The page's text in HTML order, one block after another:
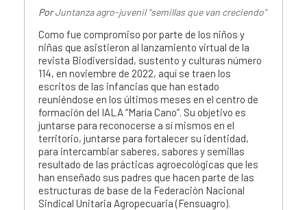
PorJuntanza agro-juvenil “semillas que van creciendo”
Como fue compromiso por parte de los niños y
niñas que asistieron al lanzamiento virtual de la
revista Biodiversidad, sustento y culturas número
114, en noviembre de 2022, aquí se traen los
escritos de las infancias que han estado
reuniéndose en los últimos meses en el centro de
formación del IALA “María Cano”. Su objetivo es
juntarse para reconocerse a sí mismos en el
territorio, juntarse para fortalecer su identidad,
para intercambiar saberes, sabores y semillas
resultado de las prácticas agroecológicas que les
han enseñado sus padres que hacen parte de las
estructuras de base de la Federación Nacional
Sindical Unitaria Agropecuaria (Fensuagro).